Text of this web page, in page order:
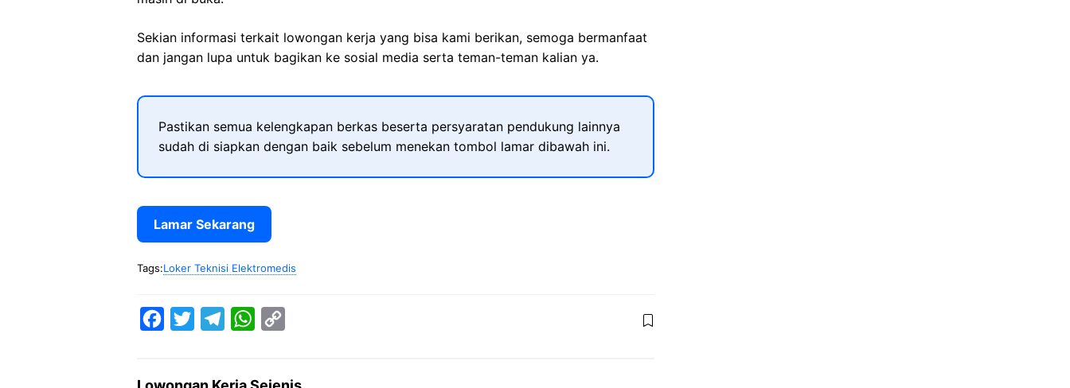
Sekian informasi terkait lowongan kerja yang bisa kami berikan, semoga bermanfaat
dan jangan lupa untuk bagikan ke sosial media serta teman-teman kalian ya.
Pastikan semua kelengkapan berkas beserta persyaratan pendukung lainnya
sudah di siapkan dengan baik sebelum menekan tombol lamar dibawah ini.
Lamar Sekarang
Tags:Loker Teknisi Elektromedis
W